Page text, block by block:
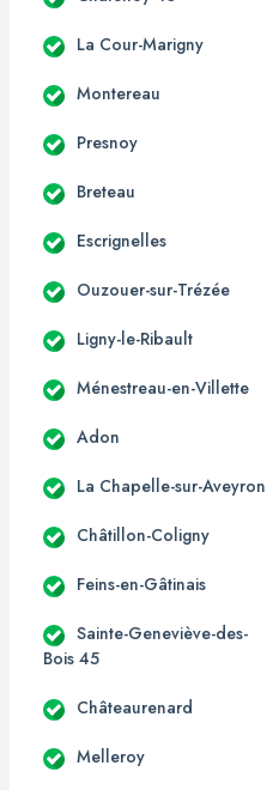
La Cour-Marigny
Montereau
Presnoy
Breteau
Escrignelles
Ouzouer-sur-Trézée
Ligny-le-Ribault
Ménestreau-en-Villette
Adon
La Chapelle-sur-Aveyron
Châtillon-Coligny
Feins-en-Gâtinais
Sainte-Geneviève-des-
Bois 45
Châteaurenard
Melleroy